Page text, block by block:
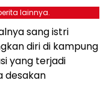
lainnya.
sang istri
diri di kampung
yang terjadi
desakan